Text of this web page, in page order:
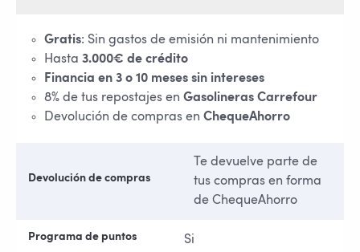
Gratis: Sin gastos de emisión ni mantenimiento
Hasta 3.000€ de crédito
Financia en 3 o 10 meses sin intereses
8% de tus repostajes en Gasolineras Carrefour
Devolución de compras en ChequeAhorro
Devolución de compras
Te devuelve parte de
tus compras en forma
de ChequeAhorro
Programa de puntos Si